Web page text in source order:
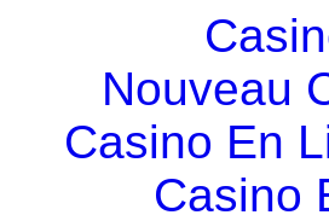
Nouveau
Casino En
Casino